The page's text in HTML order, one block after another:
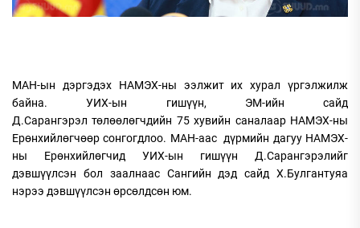
МАН-ын дэргэдэх НАМЭХ-ны ээлжит их хурал үргэлжилж
байна. УИХ-ын гишүүн, ЭМ-ийн сайд
Д.Сарангэрэл төлөөлөгчдийн 75 хувийн саналаар НАМЭХ-ны
Ерөнхийлөгчөөр сонгогдлоо. МАН-аас дүрмийн дагуу НАМЭХ-
ны Ерөнхийлөгчид УИХ-ын гишүүн Д.Сарангэрэлийг
дэвшүүлсэн бол заалнаас Сангийн дэд сайд Х.Булгантуяа
нэрээ дэвшүүлсэн өрсөлдсөн юм.